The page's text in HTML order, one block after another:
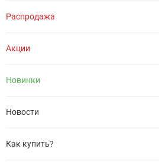
Распродажа
Акции
Новинки
Новости
Как купить?